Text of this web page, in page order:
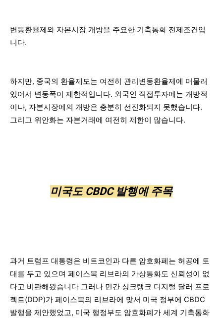
변동환율제와 자본시장 개방을 주요한 기축통화 전제조건입
니다.
하지만, 중국의 환율제도는 여전히 관리변동환율제에 머물러
있어서 변동폭이 제한적입니다. 외국인 직접투자에는 개방적
이나, 자본시장에의 개방은 충분히 선진화되지 못했습니다.
그리고 위안화는 자본거래에 여전히 제한이 많습니다.
미국도 CBDC 발행에 주목
과거 트럼프 대통령은 비트코인과 다른 암호화폐는 허공에 토
대를 두고 있으며 페이스북 리브라의 가상통화도 신뢰성이 없
다고 비판해왔습니다 그러나 민간 싱크탱크 디지털 달러 프로
젝트(DDP)가 페이스북의 리브라에 맞서 미국 정부에 CBDC
발행을 제안했었고, 미국 행정부도 암호화폐가 세계 기축통화